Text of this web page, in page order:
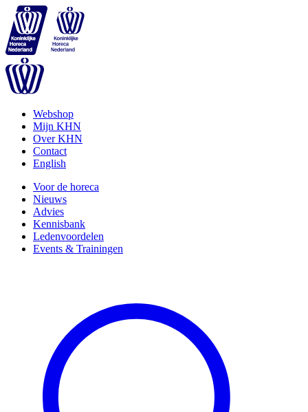
Webshop
Mijn KHN
Over KHN
Contact
English
Voor de horeca
Nieuws
Advies
Kennisbank
Ledenvoordelen
Events & Trainingen